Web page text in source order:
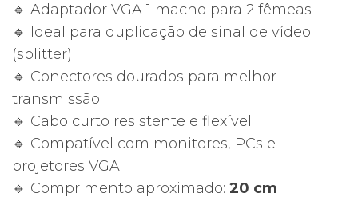
2
Fêmeas
–
Cabo
Conversor
Monitor
PC
🔹 Adaptador VGA 1 macho para 2 fêmeas
🔹 Ideal para duplicação de sinal de vídeo
(splitter)
🔹 Conectores dourados para melhor
transmissão
🔹 Cabo curto resistente e flexível
🔹 Compatível com monitores, PCs e
projetores VGA
🔹 Comprimento aproximado: 20 cm